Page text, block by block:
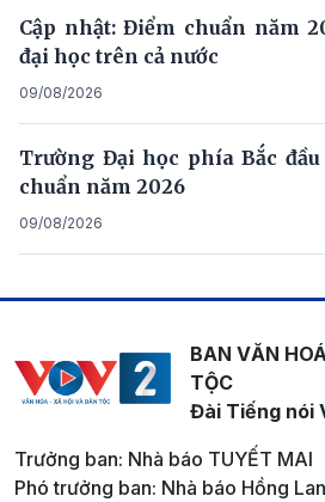
Cập nhật: Điểm chuẩn năm
đại học trên cả nước
09/08/2026
Trường Đại học phía Bắc
chuẩn năm 2026
09/08/2026
BAN VĂN
TỘC
Đài Tiếng nói
Trưởng ban: Nhà báo TUYẾT MAI
Phó trưởng ban: Nhà báo Hồng